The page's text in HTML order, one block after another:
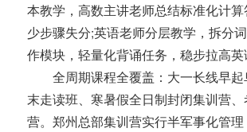
本教学，高数主讲老师总结标准化计
少步骤失分;英语老师分层教学，拆分
作模块，轻量化背诵任务，稳步拉高英
全周期课程全覆盖：大一长线早起
末走读班、寒暑假全日制封闭集训营
营。郑州总部集训营实行半军事化管